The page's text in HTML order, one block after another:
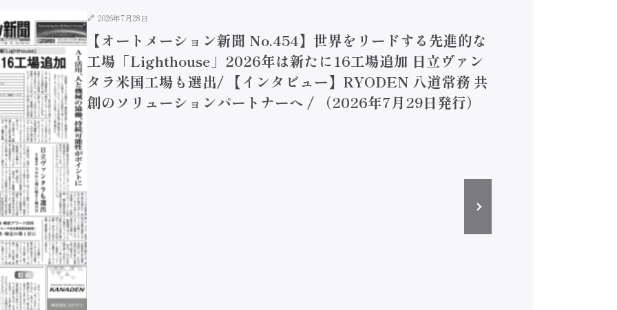
2026年7月28日
【オートメーション新聞 No.454】世界をリードする先進的な
工場「Lighthouse」2026年は新たに16工場追加 日立ヴァン
タラ米国工場も選出/ 【インタビュー】RYODEN 八道常務 共
創のソリューションパートナーへ / （2026年7月29日発行）